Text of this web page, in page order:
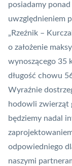
posiadamy
uwzględnieniem
„Rzeźnik –
o założenie
wynoszącego 35
długość chowu
Wyraźnie
hodowli zwierząt
będziemy nadal
odpowiedniego
naszymi